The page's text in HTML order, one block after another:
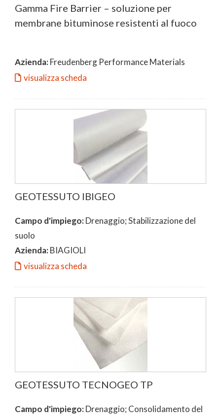
Gamma Fire Barrier – soluzione per
membrane bituminose resistenti al fuoco
Azienda:Freudenberg Performance Materials
visualizza scheda
GEOTESSUTO IBIGEO
Campo d'impiego:Drenaggio; Stabilizzazione del
suolo
Azienda:BIAGIOLI
visualizza scheda
GEOTESSUTO TECNOGEO TP
Campo d'impiego:Drenaggio; Consolidamento del